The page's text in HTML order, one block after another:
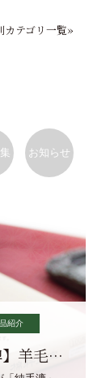
カテゴリ一覧»
お知らせ
紹介
【鳳王牌】羊毛筆×濃墨での揮毫に最適な宣紙系画仙紙